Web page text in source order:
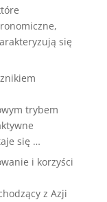
się
trybem
się …
i korzyści
z Azji